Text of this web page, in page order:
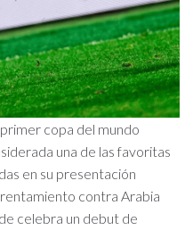
copa del mundo
una de las favoritas
en su presentación
contra Arabia
celebra un debut de